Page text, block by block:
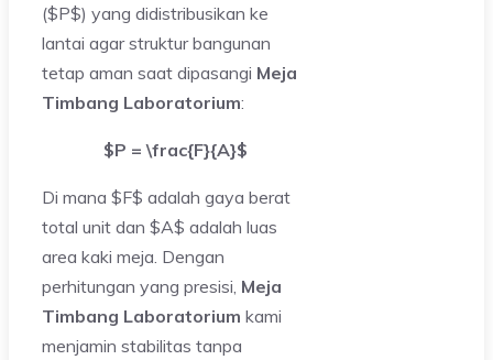
($P$) yang didistribusikan ke
lantai agar struktur bangunan
tetap aman saat dipasangi Meja
Timbang Laboratorium:
$P = \frac{F}{A}$
Di mana $F$ adalah gaya berat
total unit dan $A$ adalah luas
area kaki meja. Dengan
perhitungan yang presisi, Meja
Timbang Laboratorium kami
menjamin stabilitas tanpa